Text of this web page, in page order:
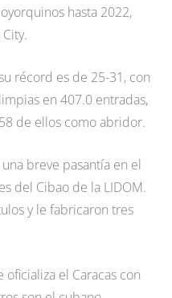
hasta 2022,
récord es de 25-31, con
en 407.0 entradas,
de ellos como abridor.
breve pasantía en el
del Cibao de la LIDOM.
y le fabricaron tres
el Caracas con